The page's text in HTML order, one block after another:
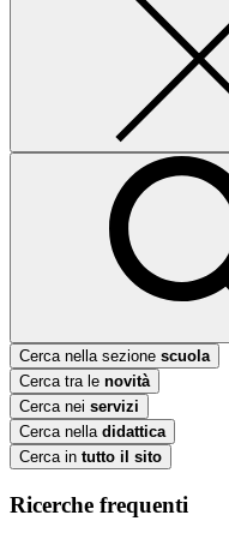
Cerca nella sezione scuola
Cerca tra le novità
Cerca nei servizi
Cerca nella didattica
Cerca in tutto il sito
Ricerche frequenti